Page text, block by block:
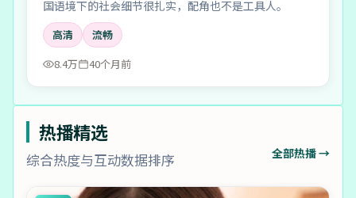
国语境下的社会细节很扎实，配角也不是工具人。
高清
流畅
8.4万
40个月前
热播精选
综合热度与互动数据排序 全部热播 →